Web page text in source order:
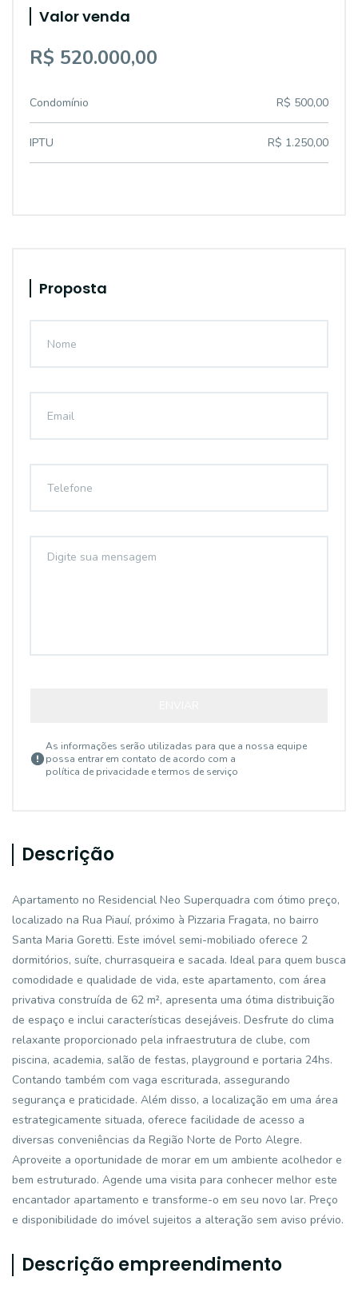
Valor venda
R$ 520.000,00
Condomínio R$ 500,00
IPTU R$ 1.250,00
Proposta
As informações serão utilizadas para que a nossa equipe
possa entrar em contato de acordo com a
política de privacidade e termos de serviço
Descrição
Apartamento no Residencial Neo Superquadra com ótimo preço,
localizado na Rua Piauí, próximo à Pizzaria Fragata, no bairro
Santa Maria Goretti. Este imóvel semi-mobiliado oferece 2
dormitórios, suíte, churrasqueira e sacada. Ideal para quem busca
comodidade e qualidade de vida, este apartamento, com área
privativa construída de 62 m², apresenta uma ótima distribuição
de espaço e inclui características desejáveis. Desfrute do clima
relaxante proporcionado pela infraestrutura de clube, com
piscina, academia, salão de festas, playground e portaria 24hs.
Contando também com vaga escriturada, assegurando
segurança e praticidade. Além disso, a localização em uma área
estrategicamente situada, oferece facilidade de acesso a
diversas conveniências da Região Norte de Porto Alegre.
Aproveite a oportunidade de morar em um ambiente acolhedor e
bem estruturado. Agende uma visita para conhecer melhor este
encantador apartamento e transforme-o em seu novo lar. Preço
e disponibilidade do imóvel sujeitos a alteração sem aviso prévio.
Descrição empreendimento